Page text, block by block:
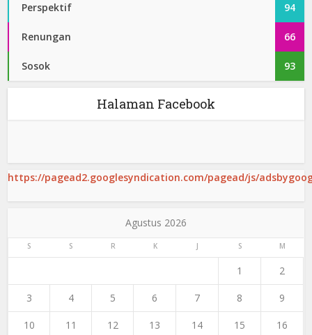
Perspektif 94
Renungan 66
Sosok 93
Halaman Facebook
https://pagead2.googlesyndication.com/pagead/js/
Agustus 2026
S S R K J S M
1 2
3 4 5 6 7 8 9
10 11 12 13 14 15 16